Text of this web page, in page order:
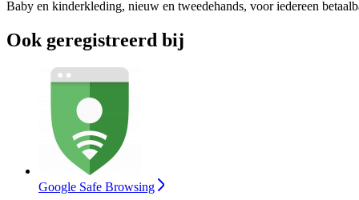
Baby en kinderkleding, nieuw en tweedehands, voor iedereen
Ook geregistreerd bij
Google Safe Browsing